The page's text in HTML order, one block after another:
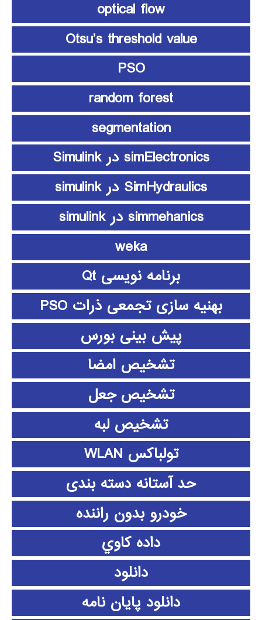
optical flow
Otsu’s threshold value
PSO
random forest
segmentation
simElectronics در Simulink
SimHydraulics در simulink
simmehanics در simulink
weka
برنامه نویسی Qt
بهنیه سازی تجمعی ذرات PSO
پیش بینی بورس
تشخیص امضا
تشخیص جعل
تشخیص لبه
تولباکس WLAN
حد آستانه دسته بندی
خودرو بدون راننده
داده كاوي
دانلود
دانلود پايان نامه